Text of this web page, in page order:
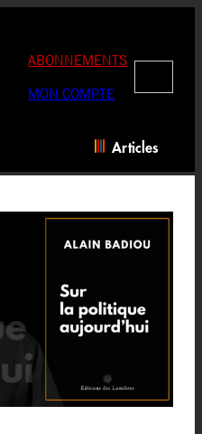
ABONNEMENTS
MON COMPTE
Articles